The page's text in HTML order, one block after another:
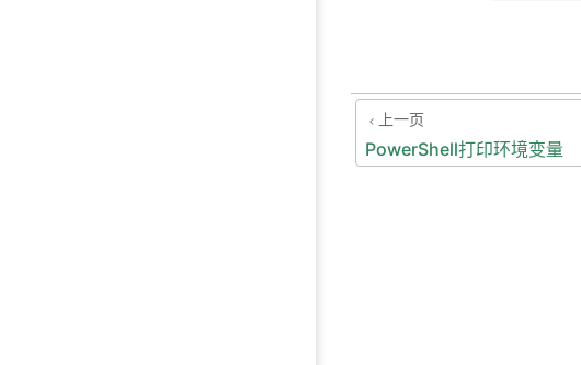
上一页
PowerShell打印环境变量